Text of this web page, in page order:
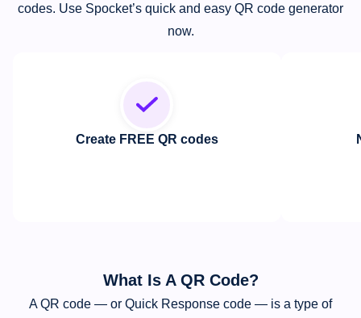
codes. Use Spocket’s quick and easy QR code generator
now.
Create FREE QR codes
What Is A QR Code?
A QR code — or Quick Response code — is a type of